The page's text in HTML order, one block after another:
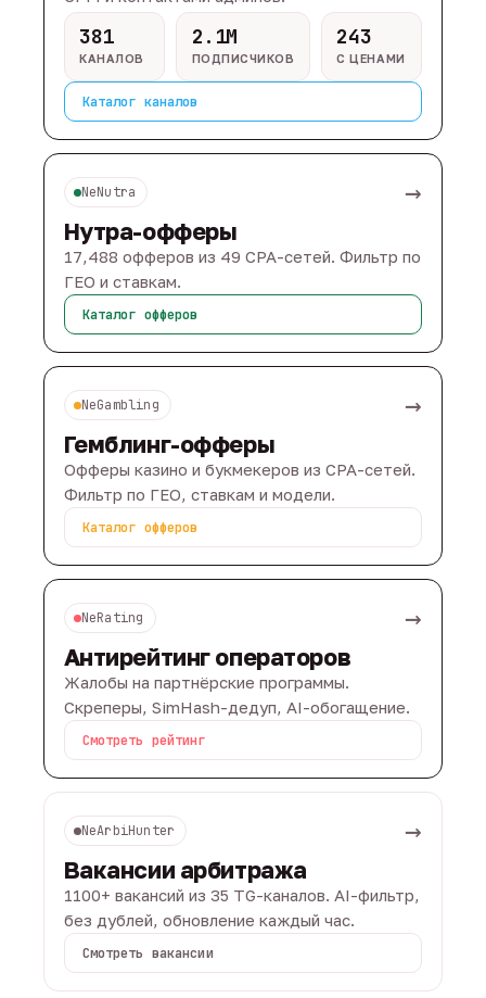
381
КАНАЛОВ
2.1M
ПОДПИСЧИКОВ
243
С ЦЕНАМИ
Каталог каналов
NeNutra →
Нутра-офферы
17,488 офферов из 49 CPA-сетей. Фильтр по
ГЕО и ставкам.
Каталог офферов
NeGambling →
Гемблинг-офферы
Офферы казино и букмекеров из CPA-сетей.
Фильтр по ГЕО, ставкам и модели.
Каталог офферов
NeRating →
Антирейтинг операторов
Жалобы на партнёрские программы.
Скреперы, SimHash-дедуп, AI-обогащение.
Смотреть рейтинг
NeArbiHunter →
Вакансии арбитража
1100+ вакансий из 35 TG-каналов. AI-фильтр,
без дублей, обновление каждый час.
Смотреть вакансии